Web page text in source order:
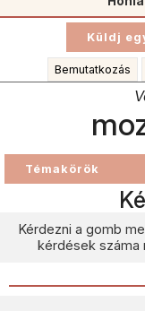
Bemutatkozás
Témakörök
Kérdezni a gomb
kérdések száma